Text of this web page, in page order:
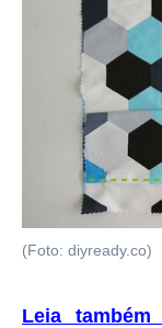
(Foto: diyready.co)
Leia